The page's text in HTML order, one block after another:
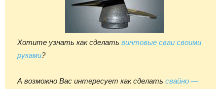
Хотите узнать как сделать винтовые сваи своими
руками?
А возможно Вас интересует как сделать свайно —